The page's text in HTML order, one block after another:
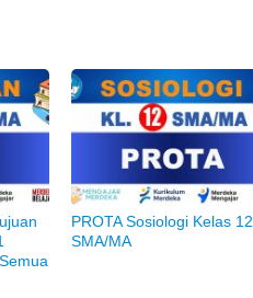
PROTA Sosiologi Kelas 12
SMA/MA